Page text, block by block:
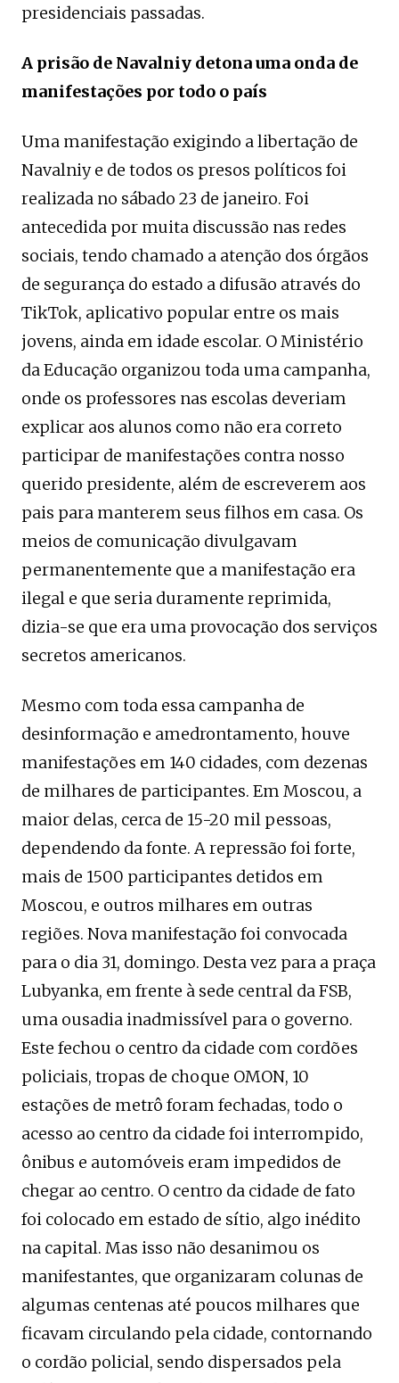
presidenciais passadas.
A prisão de Navalniy detona uma onda de
manifestações por todo o país
Uma manifestação exigindo a libertação de
Navalniy e de todos os presos políticos foi
realizada no sábado 23 de janeiro. Foi
antecedida por muita discussão nas redes
sociais, tendo chamado a atenção dos órgãos
de segurança do estado a difusão através do
TikTok, aplicativo popular entre os mais
jovens, ainda em idade escolar. O Ministério
da Educação organizou toda uma campanha,
onde os professores nas escolas deveriam
explicar aos alunos como não era correto
participar de manifestações contra nosso
querido presidente, além de escreverem aos
pais para manterem seus filhos em casa. Os
meios de comunicação divulgavam
permanentemente que a manifestação era
ilegal e que seria duramente reprimida,
dizia-se que era uma provocação dos serviços
secretos americanos.
Mesmo com toda essa campanha de
desinformação e amedrontamento, houve
manifestações em 140 cidades, com dezenas
de milhares de participantes. Em Moscou, a
maior delas, cerca de 15-20 mil pessoas,
dependendo da fonte. A repressão foi forte,
mais de 1500 participantes detidos em
Moscou, e outros milhares em outras
regiões. Nova manifestação foi convocada
para o dia 31, domingo. Desta vez para a praça
Lubyanka, em frente à sede central da FSB,
uma ousadia inadmissível para o governo.
Este fechou o centro da cidade com cordões
policiais, tropas de choque OMON, 10
estações de metrô foram fechadas, todo o
acesso ao centro da cidade foi interrompido,
ônibus e automóveis eram impedidos de
chegar ao centro. O centro da cidade de fato
foi colocado em estado de sítio, algo inédito
na capital. Mas isso não desanimou os
manifestantes, que organizaram colunas de
algumas centenas até poucos milhares que
ficavam circulando pela cidade, contornando
o cordão policial, sendo dispersados pela